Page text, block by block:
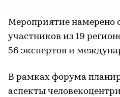
Мероприятие намерено
участников из 19
56 экспертов и
В рамках форума
аспекты